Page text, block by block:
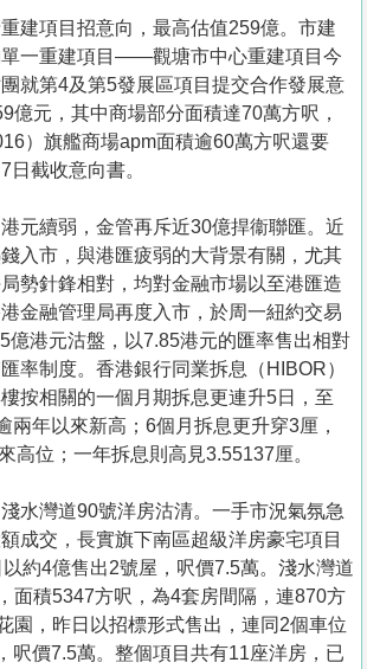
重建項目招意向，最高估值259億。市建
單一重建項目——觀塘市中心重建項目今
就第4及第5發展區項目提交合作發展意
億元，其中商場部分面積達70萬方呎，
）旗艦商場apm面積逾60萬方呎還要
日截收意向書。
港元續弱，金管再斥近30億捍衞聯匯。近
入市，與港匯疲弱的大背景有關，尤其
勢針鋒相對，均對金融市場以至港匯造
金融管理局再度入市，於周一紐約交易
億港元沽盤，以7.85港元的匯率售出相對
率制度。香港銀行同業拆息（HIBOR）
按相關的一個月期拆息更連升5日，至
兩年以來新高；6個月拆息更升穿3厘，
高位；一年拆息則高見3.55137厘。
淺水灣道90號洋房沽清。一手市況氣氛急
成交，長實旗下南區超級洋房豪宅項目
約4億售出2號屋，呎價7.5萬。淺水灣道
面積5347方呎，為4套房間隔，連870方
園，昨日以招標形式售出，連同2個車位
呎價7.5萬。整個項目共有11座洋房，已